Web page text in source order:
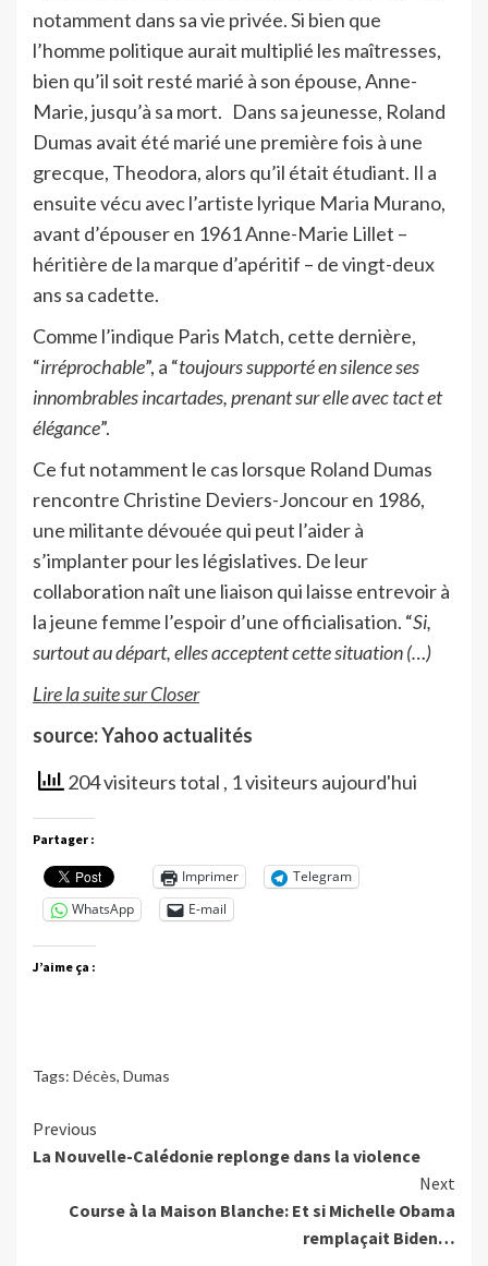
notamment dans sa vie privée. Si bien que
l’homme politique aurait multiplié les maîtresses,
bien qu’il soit resté marié à son épouse, Anne-
Marie, jusqu’à sa mort. Dans sa jeunesse, Roland
Dumas avait été marié une première fois à une
grecque, Theodora, alors qu’il était étudiant. Il a
ensuite vécu avec l’artiste lyrique Maria Murano,
avant d’épouser en 1961 Anne-Marie Lillet –
héritière de la marque d’apéritif – de vingt-deux
ans sa cadette.
Comme l’indique Paris Match, cette dernière,
“irréprochable”, a “toujours supporté en silence ses
innombrables incartades, prenant sur elle avec tact et
élégance”.
Ce fut notamment le cas lorsque Roland Dumas
rencontre Christine Deviers-Joncour en 1986,
une militante dévouée qui peut l’aider à
s’implanter pour les législatives. De leur
collaboration naît une liaison qui laisse entrevoir à
la jeune femme l’espoir d’une officialisation. “Si,
surtout au départ, elles acceptent cette situation (…)
Lire la suite sur Closer
source: Yahoo actualités
204 visiteurs total , 1 visiteurs aujourd'hui
Partager :
Imprimer
Telegram
WhatsApp
E-mail
J’aime ça :
Tags: Décès, Dumas
Continue
Reading
Previous
La Nouvelle-Calédonie replonge dans la violence
Next
Course à la Maison Blanche: Et si Michelle Obama
remplaçait Biden…